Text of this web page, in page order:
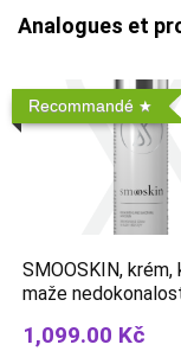
Analogues et
Recommandé
SMOOSKIN,
maže
1,099.00 Kč